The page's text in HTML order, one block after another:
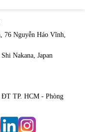
76 Nguyễn Háo Vĩnh,
Nakana, Japan
TP. HCM - Phòng